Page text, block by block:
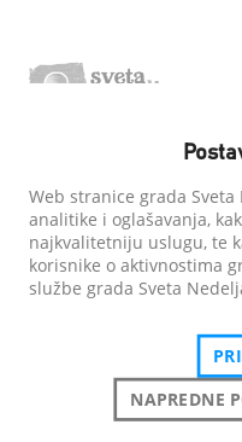
Web stranice grada
analitike i oglašavanja,
najkvalitetniju uslugu, te
korisnike o aktivnostima
službe grada Sveta
NAPREDNE